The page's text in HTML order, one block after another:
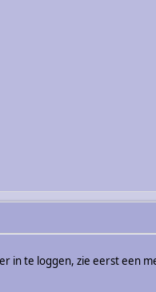
in te loggen, zie eerst een